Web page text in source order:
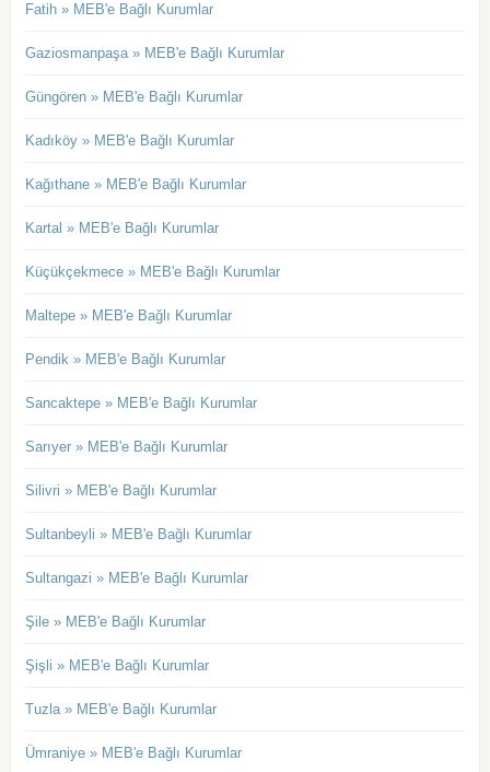
Fatih » MEB'e Bağlı Kurumlar
Gaziosmanpaşa » MEB'e Bağlı Kurumlar
Güngören » MEB'e Bağlı Kurumlar
Kadıköy » MEB'e Bağlı Kurumlar
Kağıthane » MEB'e Bağlı Kurumlar
Kartal » MEB'e Bağlı Kurumlar
Küçükçekmece » MEB'e Bağlı Kurumlar
Maltepe » MEB'e Bağlı Kurumlar
Pendik » MEB'e Bağlı Kurumlar
Sancaktepe » MEB'e Bağlı Kurumlar
Sarıyer » MEB'e Bağlı Kurumlar
Silivri » MEB'e Bağlı Kurumlar
Sultanbeyli » MEB'e Bağlı Kurumlar
Sultangazi » MEB'e Bağlı Kurumlar
Şile » MEB'e Bağlı Kurumlar
Şişli » MEB'e Bağlı Kurumlar
Tuzla » MEB'e Bağlı Kurumlar
Ümraniye » MEB'e Bağlı Kurumlar